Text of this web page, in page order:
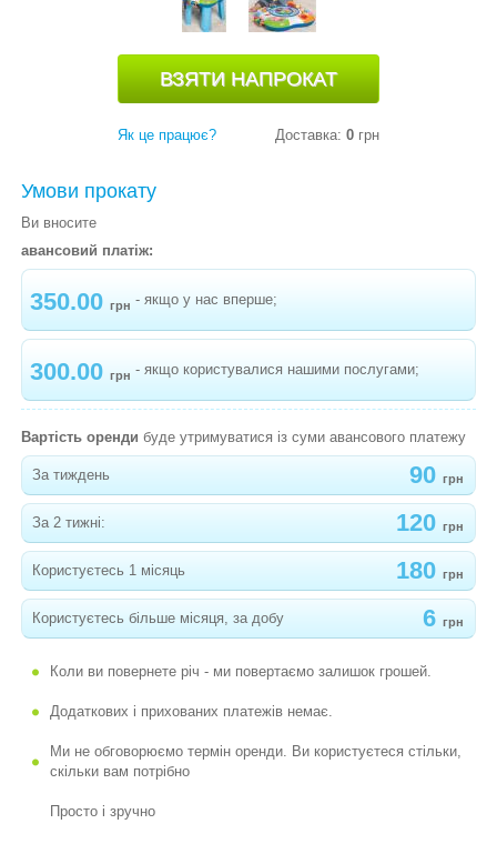
ВЕСЕЛОЩІ С ДРУЗЯМИ
ПАРОВОЗИК LETTER TRAIN
ВЕДМЕДИК VTECH
ШУСТРІ М’ЯЧИКИ
СТРИБУНЦІ
РАДІОНЯНІ
СЛІНГИ, ЕРГОРЮКЗАКИ
СТІЛЬЧИКИ ДЛЯ ГОДУВАННЯ
РОЗВИВАЮЧІ ІГРАШКИ
ХОДУНКИ
ШЕЗЛОНГИ
Як це працює? Доставка: 0 грн
Умови прокату
Ви вносите
авансовий платіж:
350.00 грн - якщо у нас вперше;
300.00 грн - якщо користувалися нашими послугами;
Вартість оренди буде утримуватися із суми авансового платежу
За тиждень 90 грн
За 2 тижні: 120 грн
Користуєтесь 1 місяць 180 грн
Користуєтесь більше місяця, за добу 6 грн
Коли ви повернете річ - ми повертаємо залишок грошей.
Додаткових і прихованих платежів немає.
Ми не обговорюємо термін оренди. Ви користуєтеся стільки,
скільки вам потрібно
Просто і зручно